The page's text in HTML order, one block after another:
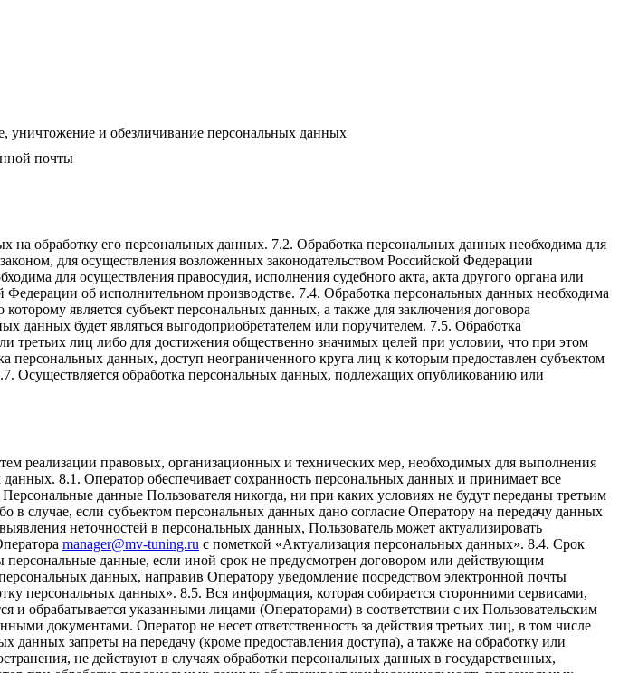
уничтожение и обезличивание персональных данных
почты
на обработку его персональных данных. 7.2. Обработка персональных данных необходима для
для осуществления возложенных законодательством Российской Федерации
для осуществления правосудия, исполнения судебного акта, акта другого органа или
об исполнительном производстве. 7.4. Обработка персональных данных необходима
является субъект персональных данных, а также для заключения договора
данных будет являться выгодоприобретателем или поручителем. 7.5. Обработка
третьих лиц либо для достижения общественно значимых целей при условии, что при этом
данных, доступ неограниченного круга лиц к которым предоставлен субъектом
Осуществляется обработка персональных данных, подлежащих опубликованию или
реализации правовых, организационных и технических мер, необходимых для выполнения
8.1. Оператор обеспечивает сохранность персональных данных и принимает все
данные Пользователя никогда, ни при каких условиях не будут переданы третьим
в случае, если субъектом персональных данных дано согласие Оператору на передачу данных
неточностей в персональных данных, Пользователь может актуализировать
manager@mv-tuning.ru с пометкой «Актуализация персональных данных». 8.4. Срок
данные, если иной срок не предусмотрен договором или действующим
данных, направив Оператору уведомление посредством электронной почты
персональных данных». 8.5. Вся информация, которая собирается сторонними сервисами,
обрабатывается указанными лицами (Операторами) в соответствии с их Пользовательским
документами. Оператор не несет ответственность за действия третьих лиц, в том числе
запреты на передачу (кроме предоставления доступа), а также на обработку или
не действуют в случаях обработки персональных данных в государственных,